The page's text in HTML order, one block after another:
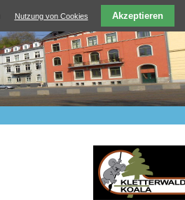
Nutzung von Cookies Akzeptieren